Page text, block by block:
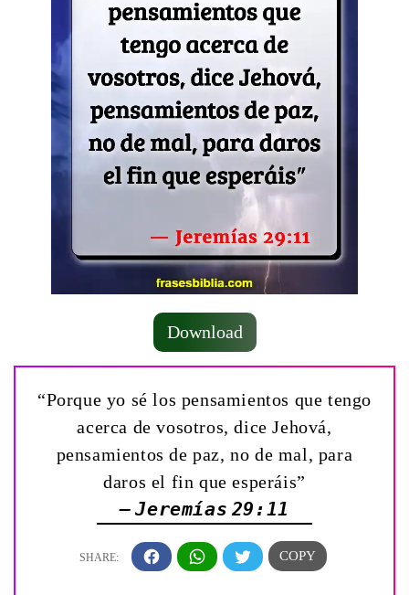
Download
“Porque yo sé los pensamientos que tengo
acerca de vosotros, dice Jehová,
pensamientos de paz, no de mal, para
daros el fin que esperáis”
— Jeremías 29:11